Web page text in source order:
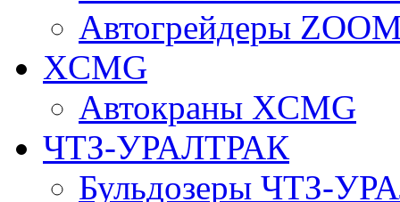
Автогрейдеры
XCMG
Автокраны XCMG
ЧТЗ-УРАЛТРАК
Бульдозеры ЧТЗ-